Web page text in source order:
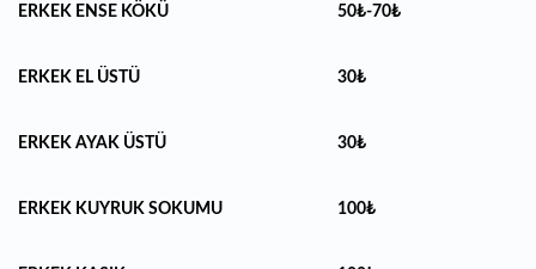
ERKEK ENSE KÖKÜ 50₺-70₺
ERKEK EL ÜSTÜ 30₺
ERKEK AYAK ÜSTÜ 30₺
ERKEK KUYRUK SOKUMU 100₺